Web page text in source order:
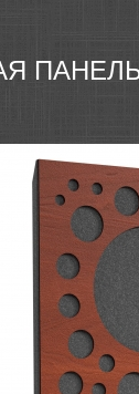
ПАНЕЛЬ